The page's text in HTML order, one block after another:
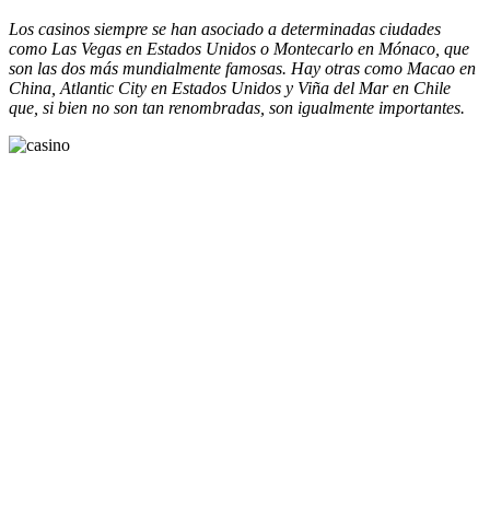
Los casinos siempre se han asociado a determinadas ciudades
como Las Vegas en Estados Unidos o Montecarlo en Mónaco, que
son las dos más mundialmente famosas. Hay otras como Macao en
China, Atlantic City en Estados Unidos y Viña del Mar en Chile
que, si bien no son tan renombradas, son igualmente importantes.